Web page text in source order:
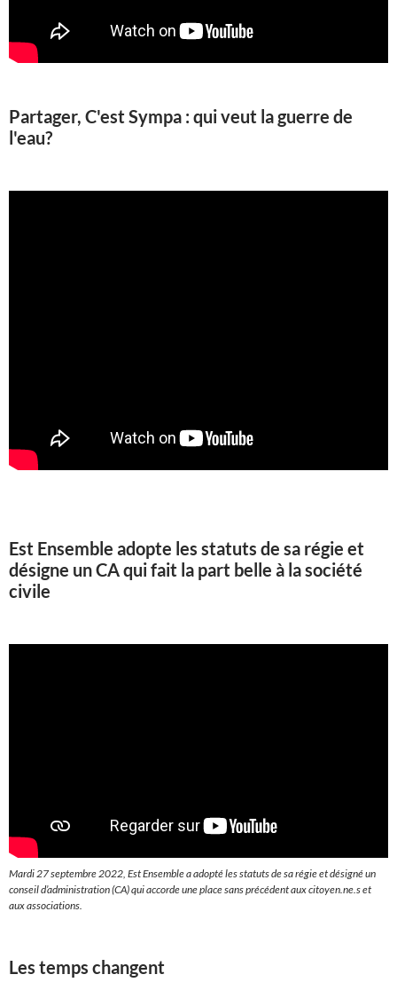
Partager, C'est Sympa : qui veut la guerre de
l'eau?
Est Ensemble adopte les statuts de sa régie et
désigne un CA qui fait la part belle à la société
civile
Mardi 27 septembre 2022, Est Ensemble a adopté les statuts de sa régie et désigné un
conseil d’administration (CA) qui accorde une place sans précédent aux citoyen.ne.s et
aux associations.
Les temps changent